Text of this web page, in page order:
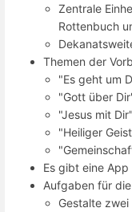
Zentrale
Rottenbuch
Themen der
"Es geht um
"Gott über
"Jesus mit Dir"
"Heiliger
Es gibt eine
Aufgaben für
Gestalte